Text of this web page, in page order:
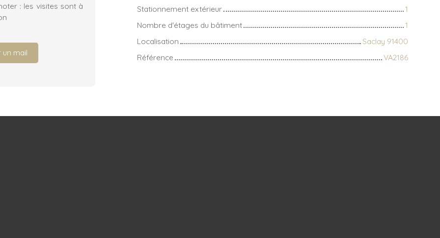
: les visites sont à
un mail
Stationnement extérieur
1
Nombre d'étages du bâtiment
1
Localisation
Saclay 91400
Référence
VA2186